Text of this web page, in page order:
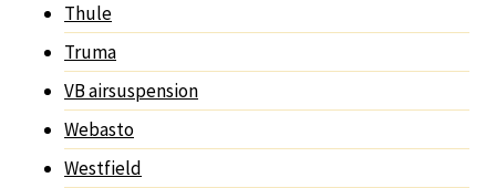
Thule
Truma
VB airsuspension
Webasto
Westfield